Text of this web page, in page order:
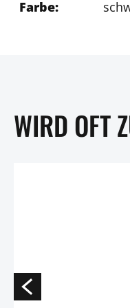
Farbe:
WIRD OFT